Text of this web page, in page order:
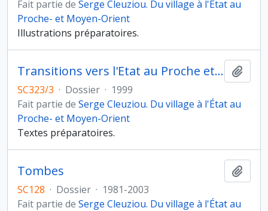
Fait partie de Serge Cleuziou. Du village à l'État au
Proche- et Moyen-Orient
Illustrations préparatoires.
Transitions vers l'Etat au Proche et Moyen-Orient : éléments pour une étude comparatiste
SC323/3 · Dossier · 1999
Fait partie de Serge Cleuziou. Du village à l'État au
Proche- et Moyen-Orient
Textes préparatoires.
Tombes
SC128 · Dossier · 1981-2003
Fait partie de Serge Cleuziou. Du village à l'État au